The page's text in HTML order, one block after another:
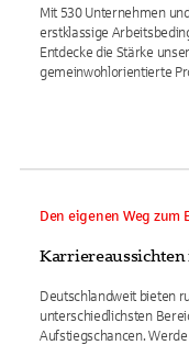
Mit 530 Unternehmen
erstklassige
Entdecke die Stärke
gemeinwohlorientierte
Den eigenen Weg zum
Karriereaussichten
Deutschlandweit bieten
unterschiedlichsten
Aufstiegschancen.